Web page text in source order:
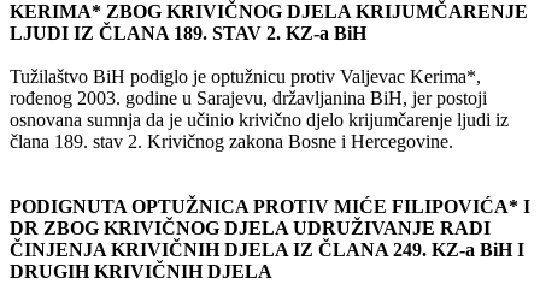
KERIMA* ZBOG KRIVIČNOG DJELA KRIJUMČARENJE
LJUDI IZ ČLANA 189. STAV 2. KZ-a BiH
Tužilaštvo BiH podiglo je optužnicu protiv Valjevac Kerima*,
rođenog 2003. godine u Sarajevu, državljanina BiH, jer postoji
osnovana sumnja da je učinio krivično djelo krijumčarenje ljudi iz
člana 189. stav 2. Krivičnog zakona Bosne i Hercegovine.
PODIGNUTA OPTUŽNICA PROTIV MIĆE FILIPOVIĆA* I
DR ZBOG KRIVIČNOG DJELA UDRUŽIVANJE RADI
ČINJENJA KRIVIČNIH DJELA IZ ČLANA 249. KZ-a BiH I
DRUGIH KRIVIČNIH DJELA